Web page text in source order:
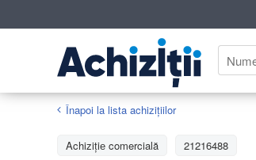
Înapoi la lista achiziţiilor
Achizițiе comercială 21216488